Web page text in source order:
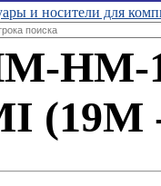
и носители для
(19M